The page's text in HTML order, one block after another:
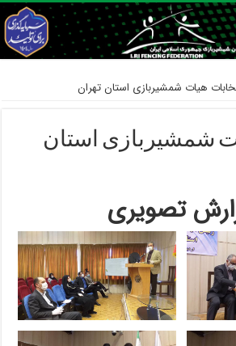
هیات شمشیربازی استان تهران
شمشیربازی استان
تصویری